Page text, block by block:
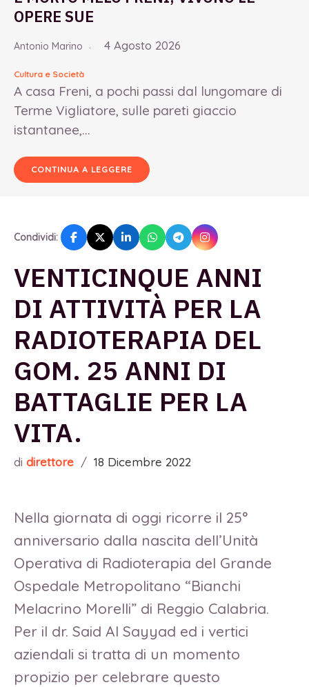
OPERE SUE
Antonio Marino 4 Agosto 2026
Cultura e Società
A casa Freni, a pochi passi dal lungomare di
Terme Vigliatore, sulle pareti giaccio
istantanee,...
CONTINUA A LEGGERE
Condividi:
VENTICINQUE ANNI
DI ATTIVITÀ PER LA
RADIOTERAPIA DEL
GOM. 25 ANNI DI
BATTAGLIE PER LA
VITA.
di direttore / 18 Dicembre 2022
Nella giornata di oggi ricorre il 25°
anniversario dalla nascita dell’Unità
Operativa di Radioterapia del Grande
Ospedale Metropolitano “Bianchi
Melacrino Morelli” di Reggio Calabria.
Per il dr. Said Al Sayyad ed i vertici
aziendali si tratta di un momento
propizio per celebrare questo